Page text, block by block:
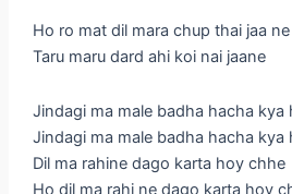
Ho ro mat dil mara chup thai jaa ne
Taru maru dard ahi koi nai jaane
Jindagi ma male badha hacha kya
Jindagi ma male badha hacha kya
Dil ma rahine dago karta hoy chhe
Ho dil ma rahi ne dago karta hoy